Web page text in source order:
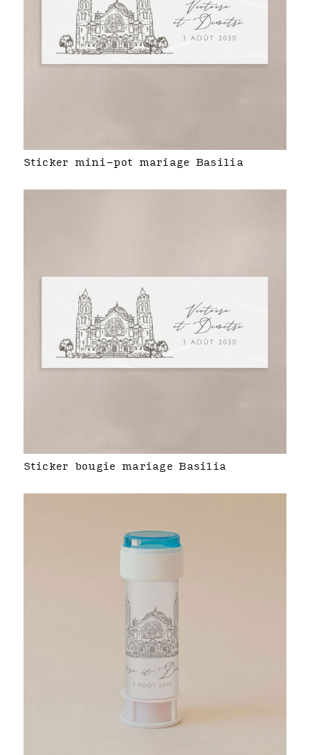
Sticker mini-pot mariage Basilia
Sticker bougie mariage Basilia